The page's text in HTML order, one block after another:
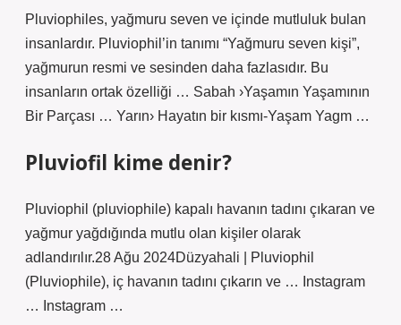
Pluviophiles, yağmuru seven ve içinde mutluluk bulan
insanlardır. Pluviophil’in tanımı “Yağmuru seven kişi”,
yağmurun resmi ve sesinden daha fazlasıdır. Bu
insanların ortak özelliği … Sabah ›Yaşamın Yaşamının
Bir Parçası … Yarın› Hayatın bir kısmı-Yaşam Yagm …
Pluviofil kime denir?
Pluviophil (pluviophile) kapalı havanın tadını çıkaran ve
yağmur yağdığında mutlu olan kişiler olarak
adlandırılır.28 Ağu 2024Düzyahali | Pluviophil
(Pluviophile), iç havanın tadını çıkarın ve … Instagram
… Instagram …